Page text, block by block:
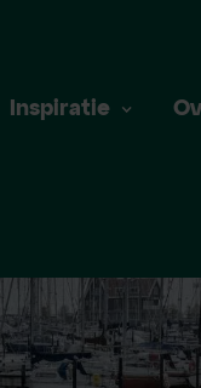
Inspiratie